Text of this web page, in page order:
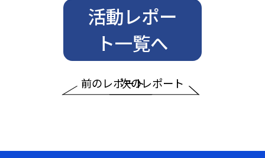
前のレポート
活動レポー
ト一覧へ
次のレポート